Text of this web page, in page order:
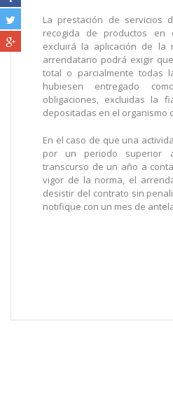
La prestación de servicios
recogida de productos en
excluirá la aplicación de la
arrendatario podrá exigir
total o parcialmente todas
hubiesen entregado
obligaciones, excluidas la
depositadas en el organismo
En el caso de que una
por un periodo superior
transcurso de un año a
vigor de la norma, el
desistir del contrato sin
notifique con un mes de